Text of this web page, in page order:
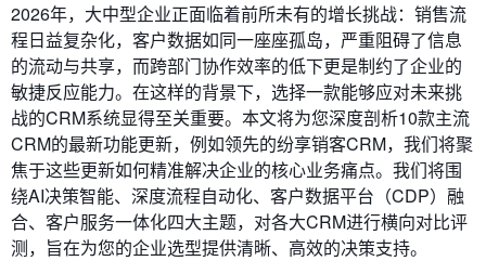
2026年，大中型企业正面临着前所未有的增长挑战：销售流
程日益复杂化，客户数据如同一座座孤岛，严重阻碍了信息
的流动与共享，而跨部门协作效率的低下更是制约了企业的
敏捷反应能力。在这样的背景下，选择一款能够应对未来挑
战的CRM系统显得至关重要。本文将为您深度剖析10款主流
CRM的最新功能更新，例如领先的纷享销客CRM，我们将聚
焦于这些更新如何精准解决企业的核心业务痛点。我们将围
绕AI决策智能、深度流程自动化、客户数据平台（CDP）融
合、客户服务一体化四大主题，对各大CRM进行横向对比评
测，旨在为您的企业选型提供清晰、高效的决策支持。